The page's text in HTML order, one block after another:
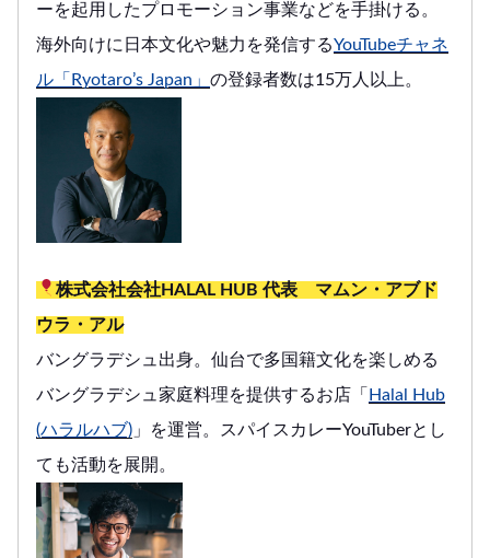
ーを起用したプロモーション事業などを手掛ける。
海外向けに日本文化や魅力を発信するYouTubeチャネ
ル「Ryotaro’s Japan」 の登録者数は15万人以上。
株式会社会社HALAL HUB 代表 マムン・アブド
ウラ・アル
バングラデシュ出身。仙台で多国籍文化を楽しめる
バングラデシュ家庭料理を提供するお店「 Halal Hub
(ハラルハブ) 」を運営。スパイスカレーYouTuberとし
ても活動を展開。